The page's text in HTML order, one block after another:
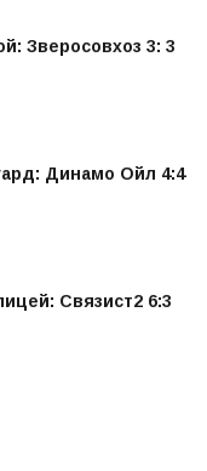
Зверосовхоз 3: 3
Динамо Ойл 4:4
Связист2 6:3